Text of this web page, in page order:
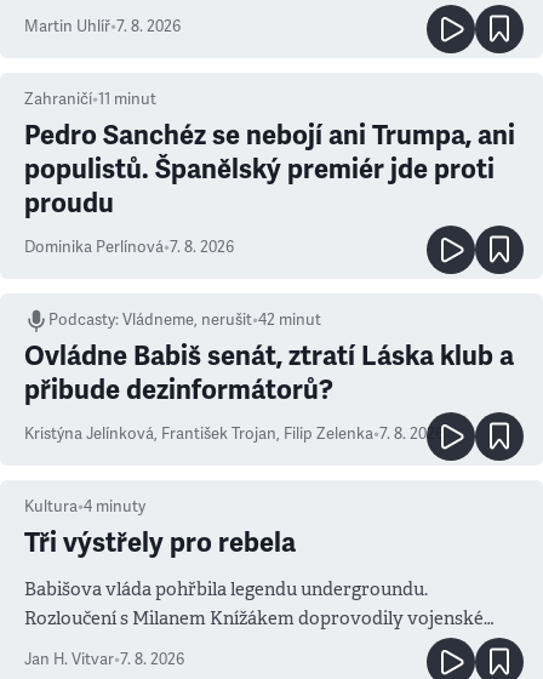
Martin Uhlíř•7. 8. 2026
Zahraničí•11 minut
Pedro Sanchéz se nebojí ani Trumpa, ani
populistů. Španělský premiér jde proti
proudu
Dominika Perlínová•7. 8. 2026
Podcasty:Vládneme, nerušit•42 minut
Ovládne Babiš senát, ztratí Láska klub a
přibude dezinformátorů?
Kristýna Jelínková, František Trojan, Filip Zelenka•7. 8. 2026
Kultura•4 minuty
Tři výstřely pro rebela
Babišova vláda pohřbila legendu undergroundu.
Rozloučení s Milanem Knížákem doprovodily vojenské
salvy i kritika pokrokářů
Jan H. Vitvar•7. 8. 2026